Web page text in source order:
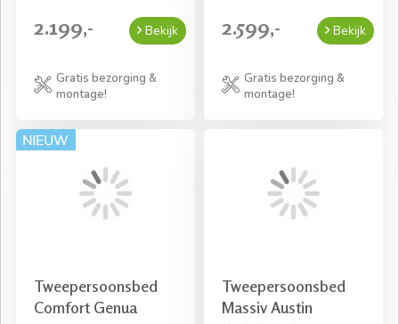
2.199,- Bekijk
Gratis bezorging &
montage!
2.599,- Bekijk
Gratis bezorging &
montage!
Tweepersoonsbed
Comfort Genua
Tweepersoonsbed
Massiv Austin